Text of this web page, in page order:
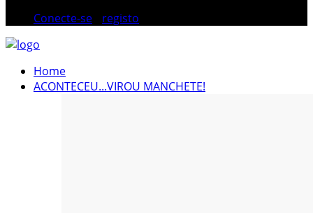
Conecte-se
registo
Home
ACONTECEU...VIROU MANCHETE!